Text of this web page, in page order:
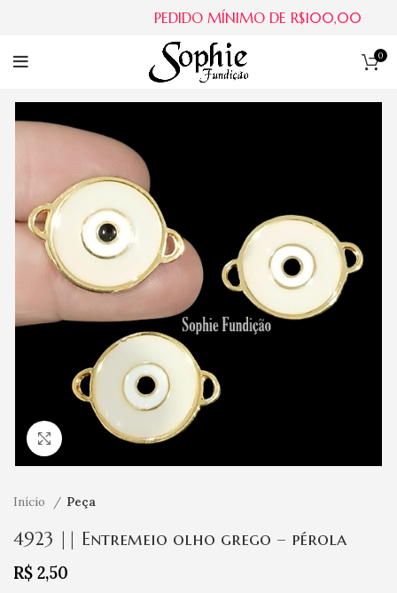
0
Clique para ampliar
Início Peça
4923 || Entremeio olho grego – pérola
R$ 2,50
PEDIDO MÍNIMO DE R$100,00